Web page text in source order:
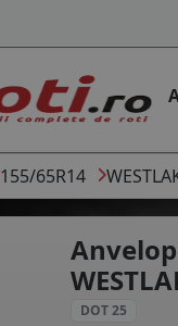
155/65R14
DOT 25